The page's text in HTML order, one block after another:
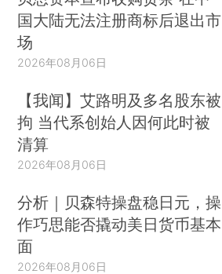
国大陆无法注册商标后退出市
场
2026年08月06日
【我闻】艾路明及多名股东被
拘 当代系创始人因何此时被
清算
2026年08月06日
分析｜贝森特操盘稳日元，操
作巧思能否撬动美日货币基本
面
2026年08月06日